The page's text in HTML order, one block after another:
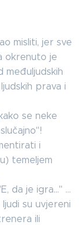
misliti, jer sve
okrenuto je
međuljudskih
prava i
se neke
i
temeljem
da je igra..." ...
su uvjereni
ili